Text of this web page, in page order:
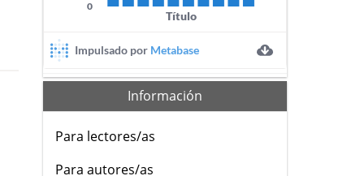
Información
Para lectores/as
Para autores/as